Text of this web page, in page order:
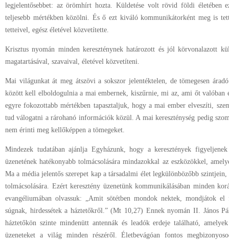
legjelentősebbet: az örömhírt hozta. Küldetése volt rövid földi életében
teljesebb mértékben közölni. És ő ezt kiváló kommunikátorként meg is
tetteivel, egész életével közvetítette.
Krisztus nyomán minden kereszténynek határozott és jól körvonalazott
magatartásával, szavaival, életével közvetíteni.
Mai világunkat át meg átszövi a sokszor jelentéktelen, de tömegesen
között kell elboldogulnia a mai embernek, kiszűrnie, mi az, ami őt valóban
egyre fokozottabb mértékben tapasztaljuk, hogy a mai ember elveszíti,
tud válogatni a rárohanó információk közül. A mai kereszténység pedig
nem érinti meg kellőképpen a tömegeket.
Mindezek tudatában ajánlja Egyházunk, hogy a keresztények
üzenetének hatékonyabb tolmácsolására mindazokkal az eszközökkel,
Ma a média jelentős szerepet kap a társadalmi élet legkülönbözőbb
tolmácsolására. Ezért keresztény üzenetünk kommunikálásában minden
evangéliumában olvassuk: „Amit sötétben mondok nektek, mondjátok
súgnak, hirdessétek a háztetőkről.” (Mt 10,27) Ennek nyomán II. János
háztetőkön szinte mindenütt antennák és leadók erdeje található,
üzeneteket a világ minden részéről. Életbevágóan fontos